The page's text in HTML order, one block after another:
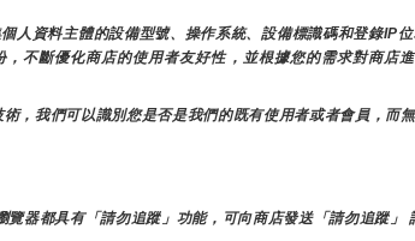
人資料主體的設備型號、操作系統、設備標識碼和登錄IP
不斷優化商店的使用者友好性，並根據您的需求對商店
我們可以識別您是否是我們的既有使用者或者會員，而
器都具有「請勿追蹤」功能，可向商店發送「請勿追蹤」